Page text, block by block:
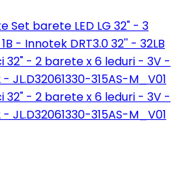
Set barete LED LG 32" - 3
- Innotek DRT3.0 32'' - 32LB